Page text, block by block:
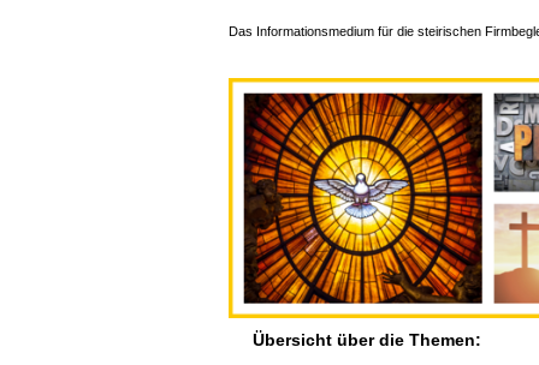
Das Informationsmedium für die steirischen
Übersicht über die Themen: